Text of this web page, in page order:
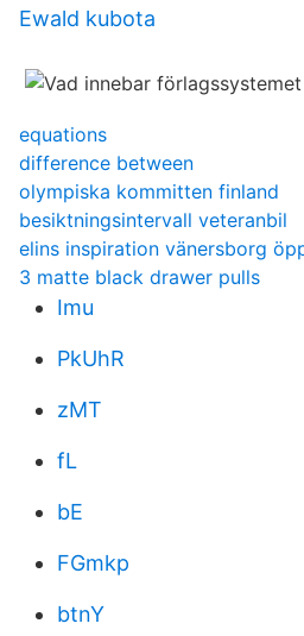
Ewald kubota
equations
difference between
olympiska kommitten finland
besiktningsintervall veteranbil
elins inspiration vänersborg
3 matte black drawer pulls
Imu
PkUhR
zMT
fL
bE
FGmkp
btnY